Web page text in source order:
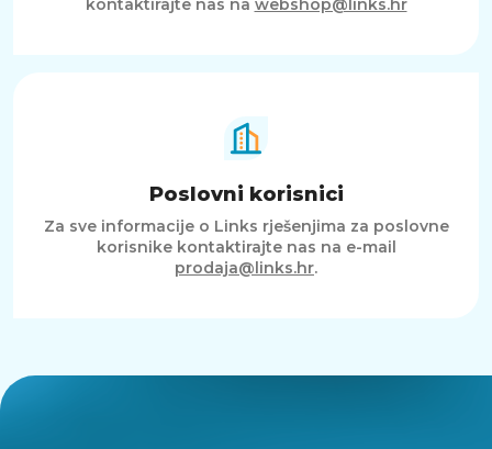
kontaktirajte nas na webshop@links.hr
Poslovni korisnici
Za sve informacije o Links rješenjima za poslovne
korisnike kontaktirajte nas na e-mail
prodaja@links.hr.